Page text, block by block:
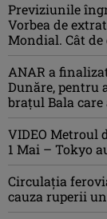
Previziunile
Vorbea de
Mondial. Cât
ANAR a
Dunăre, pentru
brațul Bala care
VIDEO Metroul
1 Mai – Tokyo
Circulația
cauza ruperii